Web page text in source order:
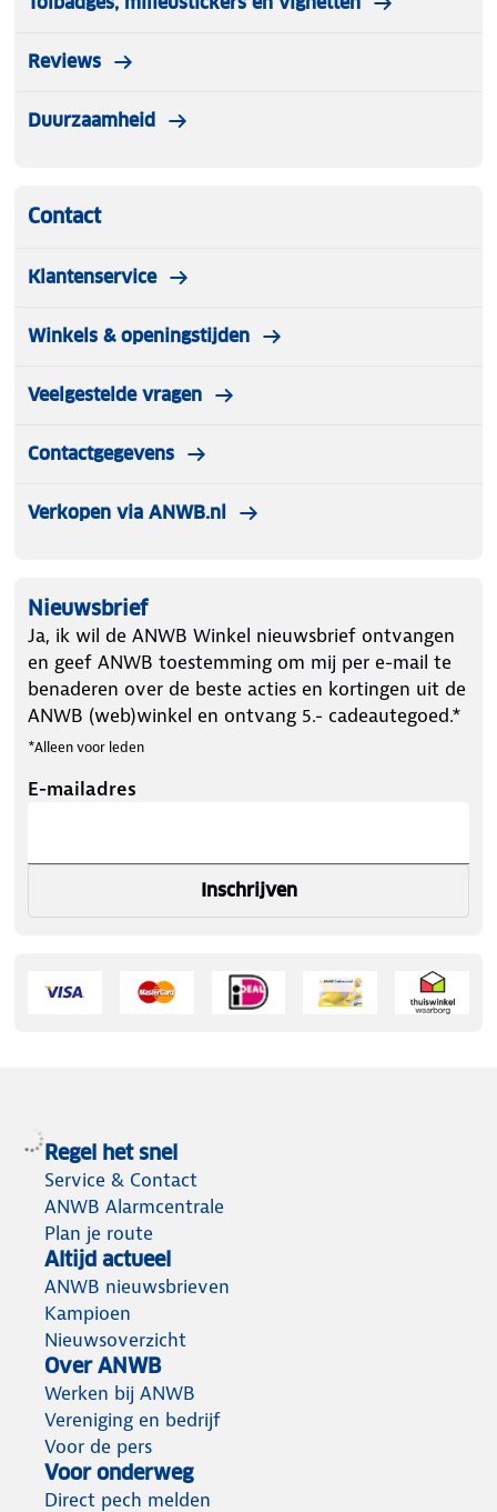
Reviews
Duurzaamheid
Contact
Klantenservice
Winkels & openingstijden
Veelgestelde vragen
Contactgegevens
Verkopen via ANWB.nl
Nieuwsbrief
Ja, ik wil de ANWB Winkel nieuwsbrief ontvangen
en geef ANWB toestemming om mij per e-mail te
benaderen over de beste acties en kortingen uit de
ANWB (web)winkel en ontvang 5.- cadeautegoed.*
*Alleen voor leden
E-mailadres
Inschrijven
Regel het snel
Service & Contact
ANWB Alarmcentrale
Plan je route
Altijd actueel
ANWB nieuwsbrieven
Kampioen
Nieuwsoverzicht
Over ANWB
Werken bij ANWB
Vereniging en bedrijf
Voor de pers
Voor onderweg
Direct pech melden